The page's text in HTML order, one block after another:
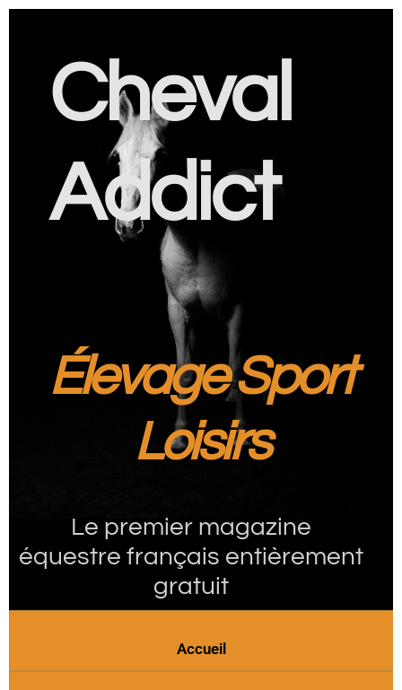
Cheval
Addict
Élevage Sport
Loisirs
Le premier magazine
équestre français entièrement
gratuit
Accueil